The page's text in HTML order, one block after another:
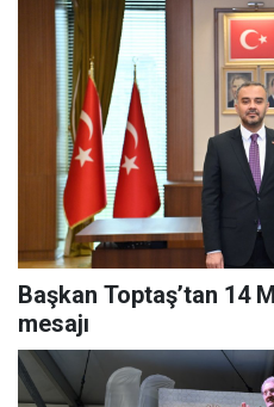
Başkan Toptaş’tan 14
mesajı